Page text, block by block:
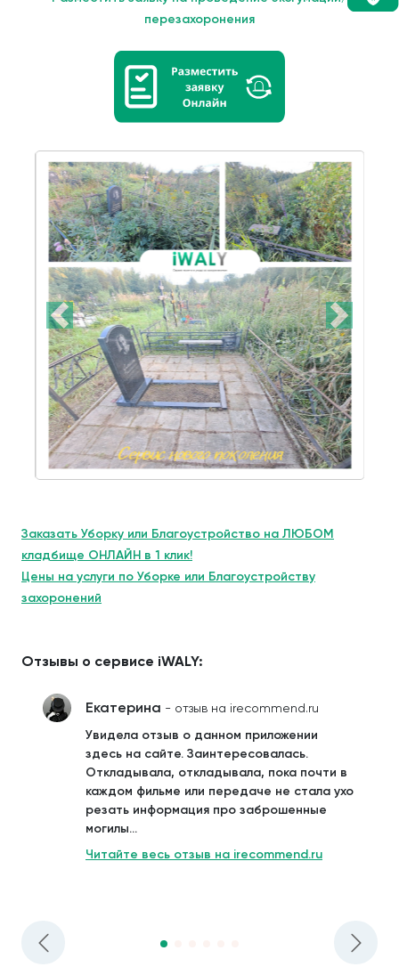
перезахоронения
Заказать Уборку или Благоустройство на ЛЮБОМ
кладбище ОНЛАЙН в 1 клик!
Цены на услуги по Уборке или Благоустройству
захоронений
Отзывы о сервисе iWALY:
Екатерина - отзыв на irecommend.ru
Увидела отзыв о данном приложении
здесь на сайте. Заинтересовалась.
Откладывала, откладывала, пока почти в
каждом фильме или передаче не стала ухо
резать информация про заброшенные
могилы...
Читайте весь отзыв на irecommend.ru